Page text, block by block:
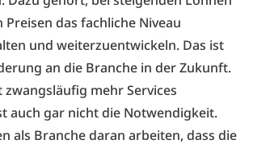
das fachliche Niveau
und weiterzuentwickeln. Das ist
an die Branche in der Zukunft.
mehr Services
auch gar nicht die Notwendigkeit.
als Branche daran arbeiten, dass die